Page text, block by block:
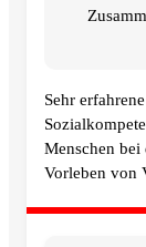
Sehr
Menschen bei
Vorleben von